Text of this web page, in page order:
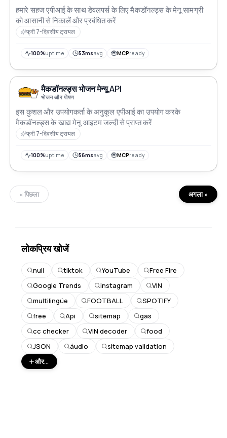
हमारे सहज एपीआई के साथ डेवलपर्स के लिए मैकडॉनल्ड्स के मेनू सामग्री
को आसानी से निकालें और प्रबंधित करें
फ्री 7-दिवसीय ट्रायल
100%uptime 53msavg MCPready
मैकडॉनल्ड्स भोजन मेन्यू API
भोजन और पोषण
इस कुशल और उपयोगकर्ता के अनुकूल एपीआई का उपयोग करके
मैकडॉनल्ड्स के खाद्य मेनू आइटम जल्दी से प्राप्त करें
फ्री 7-दिवसीय ट्रायल
100%uptime 56msavg MCPready
« पिछला अगला »
लोकप्रिय खोजें
null tiktok YouTube
Free Fire
Google Trends
instagram
VIN
multilingüe
FOOTBALL
SPOTIFY
free
Api sitemap
gas
cc checker
VIN decoder
food
JSON
áudio
sitemap validation
और...